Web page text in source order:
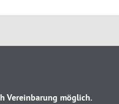
Vereinbarung möglich.